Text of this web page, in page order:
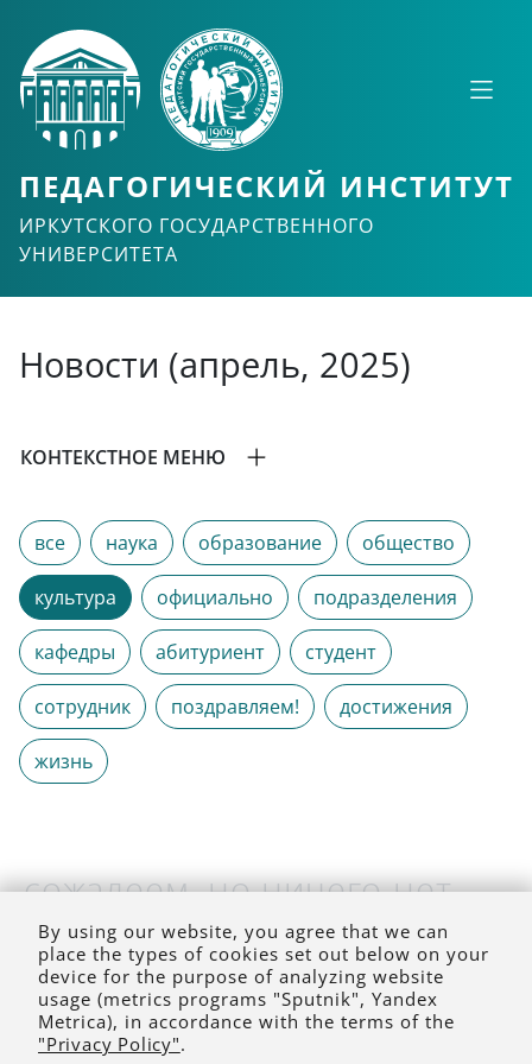
ПЕДАГОГИЧЕСКИЙ ИНСТИТУТ
ИРКУТСКОГО ГОСУДАРСТВЕННОГО
УНИВЕРСИТЕТА
Новости (апрель, 2025)
КОНТЕКСТНОЕ МЕНЮ
все наука образование общество
культура официально подразделения
кафедры абитуриент студент
сотрудник поздравляем! достижения
жизнь
сожалеем, но ничего нет
(на выбранное время)
By using our website, you agree that we can
place the types of cookies set out below on your
device for the purpose of analyzing website
usage (metrics programs "Sputnik", Yandex
Metrica), in accordance with the terms of the
"Privacy Policy".